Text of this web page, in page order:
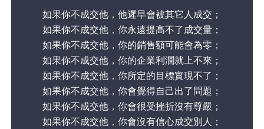
如果你不成交他，他遲早會被其它人成交；
如果你不成交他，你永遠提高不了成交量；
如果你不成交他，你的銷售額可能會為零；
如果你不成交他，你的企業利潤就上不來；
如果你不成交他，你所定的目標實現不了；
如果你不成交他，你會覺得自己出了問題；
如果你不成交他，你會很受挫折沒有尊嚴；
如果你不成交他，你會沒有信心成交別人；